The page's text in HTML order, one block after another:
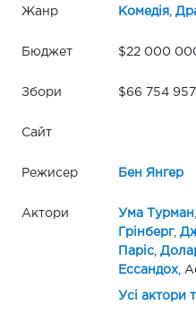
Жанр Комедія,
Бюджет $22 000
Збори $66 754 957
Сайт
Режисер Бен Янгер
Актори Ума Турман
Грінберг,
Паріс,
Ессандох,
Усі актори